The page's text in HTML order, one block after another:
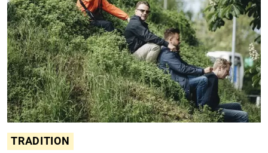
TRADITION